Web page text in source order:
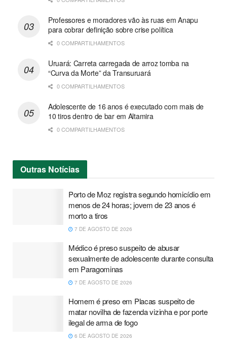
Professores e moradores vão às ruas em Anapu
para cobrar definição sobre crise política
0 COMPARTILHAMENTOS
Uruará: Carreta carregada de arroz tomba na
“Curva da Morte” da Transuruará
0 COMPARTILHAMENTOS
Adolescente de 16 anos é executado com mais de
10 tiros dentro de bar em Altamira
0 COMPARTILHAMENTOS
Outras Notícias
Porto de Moz registra segundo homicídio em
menos de 24 horas; jovem de 23 anos é
morto a tiros
7 DE AGOSTO DE 2026
Médico é preso suspeito de abusar
sexualmente de adolescente durante consulta
em Paragominas
7 DE AGOSTO DE 2026
Homem é preso em Placas suspeito de
matar novilha de fazenda vizinha e por porte
ilegal de arma de fogo
6 DE AGOSTO DE 2026